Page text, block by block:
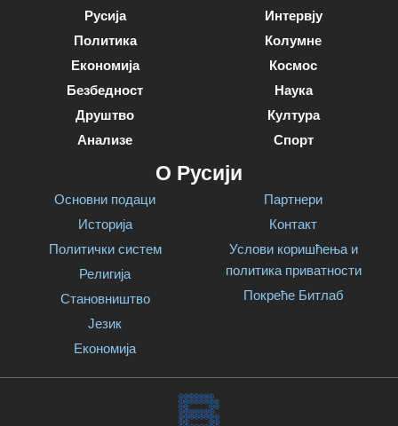
Русија
Политика
Економија
Безбедност
Друштво
Анализе
Интервју
Колумне
Космос
Наука
Култура
Спорт
О Русији
Основни подаци
Историја
Политички систем
Религија
Становништво
Језик
Економија
Партнери
Контакт
Услови коришћења и
политика приватности
Покреће Битлаб